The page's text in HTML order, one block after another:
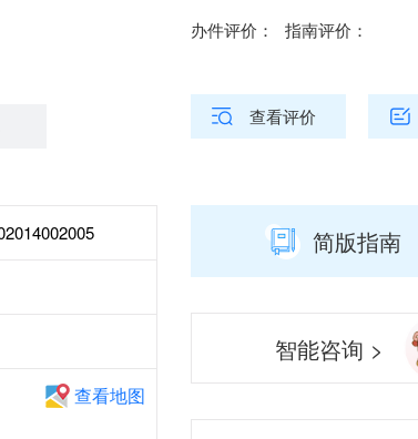
办件评价： 指南评价：
查看评价
查看地图
简版指南
智能咨询 >